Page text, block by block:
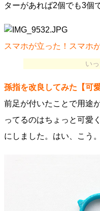
ターがあれば2個でも3個
スマホが立った！スマホ
い
孫指を改良してみた【可愛
前足が付いたことで用途
ってるのはちょっと可愛
にしました。はい、こう。